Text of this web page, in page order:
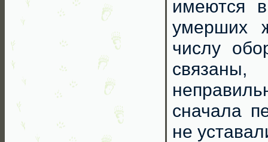
имеются
умерших
числу
сначала
не